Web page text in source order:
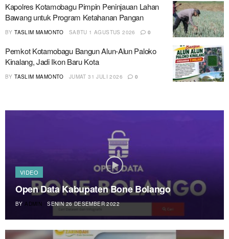
Kapolres Kotamobagu Pimpin Peninjauan Lahan
Bawang untuk Program Ketahanan Pangan
BY TASLIM MAMONTO SABTU 1 AGUSTUS 2026 0
Pemkot Kotamobagu Bangun Alun-Alun Paloko
Kinalang, Jadi Ikon Baru Kota
BY TASLIM MAMONTO JUMAT 31 JULI 2026 0
VIDEO
Open Data Kabupaten Bone Bolango
BY ADMIN SENIN 26 DESEMBER 2022